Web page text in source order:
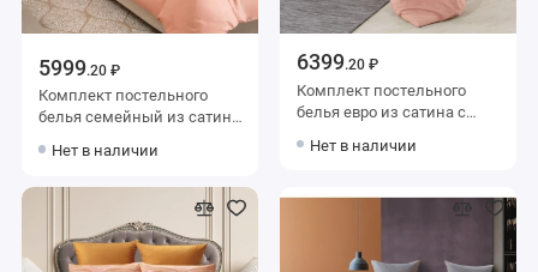
5999.20 ₽
Комплект постельного
белья семейный из сатина
и с наволочками 70х70 2
Нет в наличии
6399.20 ₽
Комплект постельного
белья евро из сатина с
с наволочками 70х70 2 шт
Нет в наличии